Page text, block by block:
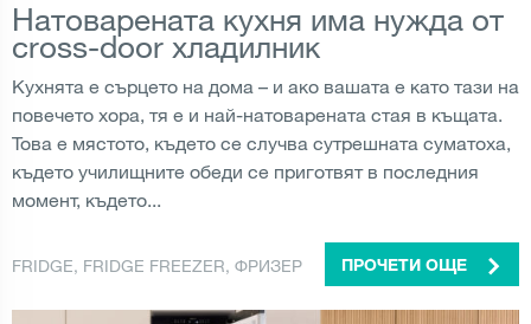
Натоварената кухня има нужда от
cross-door хладилник
Кухнята е сърцето на дома – и ако вашата е като тази на
повечето хора, тя е и най-натоварената стая в къщата.
Това е мястото, където се случва сутрешната суматоха,
където училищните обеди се приготвят в последния
момент, където...
FRIDGE, FRIDGE FREEZER, ФРИЗЕР ПРОЧЕТИ ОЩЕ